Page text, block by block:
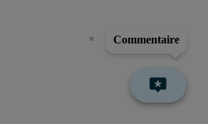
Commentaire
×